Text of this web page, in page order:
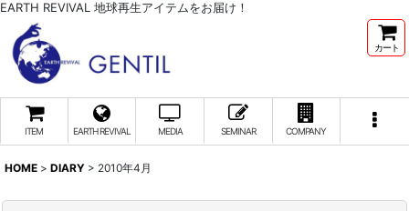
EARTH REVIVAL 地球再生アイテムをお届け！
カート
ITEM EARTH REVIVAL MEDIA SEMINAR COMPANY
HOME > DIARY > 2010年4月